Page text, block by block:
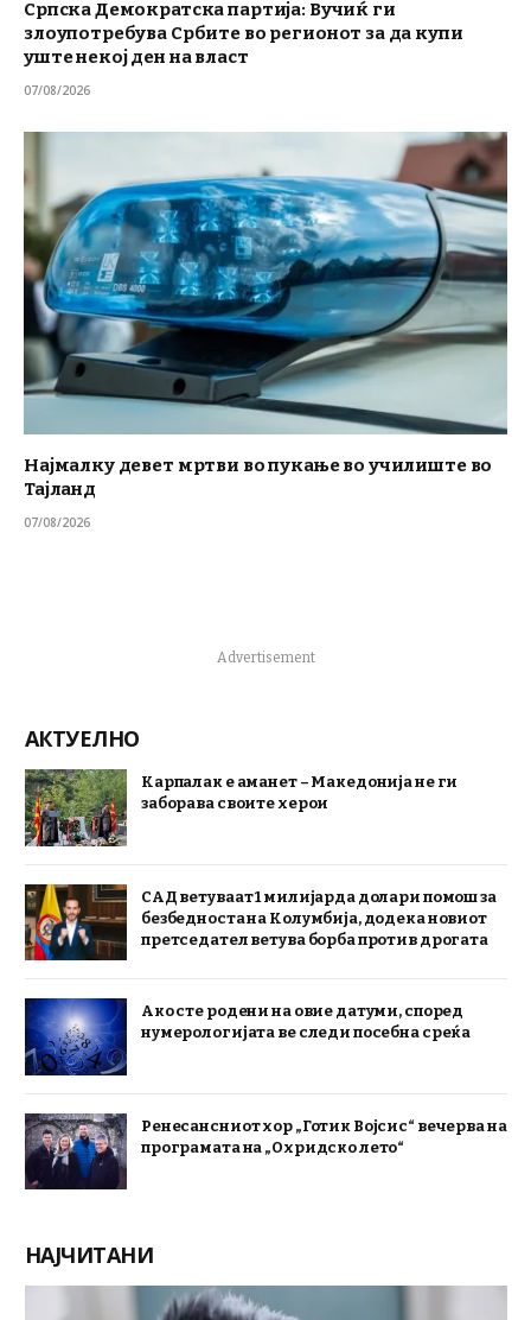
Српска Демократска партија: Вучиќ ги
злоупотребува Србите во регионот за да купи
уште некој ден на власт
07/08/2026
Најмалку девет мртви во пукање во училиште во
Тајланд
07/08/2026
Advertisement
АКТУЕЛНО
Карпалак е аманет – Македонија не ги
заборава своите херои
САД ветуваат 1 милијарда долари помош за
безбедноста на Колумбија, додека новиот
претседател ветува борба против дрогата
Ако сте родени на овие датуми, според
нумерологијата ве следи посебна среќа
Ренесансниот хор „Готик Војсис“ вечерва на
програмата на „Охридско лето“
НАЈЧИТАНИ